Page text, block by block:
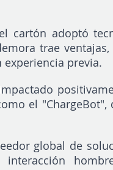
cartón adoptó
trae
experiencia previa.
el
global de
interacción